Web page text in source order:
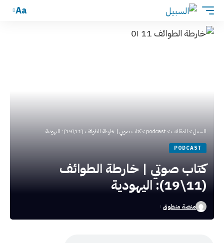
Aa
السبيل> المقالات>
podcast
>كتاب صوتي | خارطة الطوائف (11\19): اليهودية
PODCAST
كتاب صوتي | خارطة الطوائف
(11\19): اليهودية
منصة منطوق